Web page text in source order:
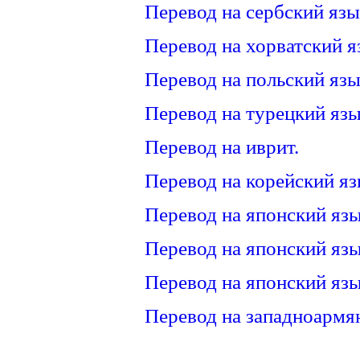
Перевод на сербский
Перевод на хорватский
Перевод на польский
Перевод на турецкий
Перевод на иврит.
Перевод на корейский
Перевод на японский
Перевод на японский
Перевод на японский
Перевод на